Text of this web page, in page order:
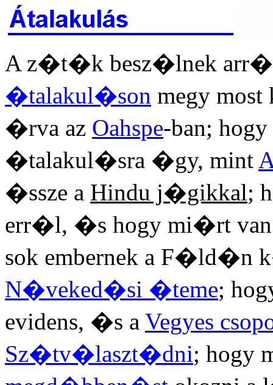
A z�t�k besz�lnek
�talakul�son megy
�rva az Oahspe-ban;
�talakul�sra �gy, mint
�ssze a Hindu j�gikkal;
err�l, �s hogy mi�rt van
sok embernek a
N�veked�si �teme;
evidens, �s a Vegyes
Sz�tv�laszt�dni; hogy